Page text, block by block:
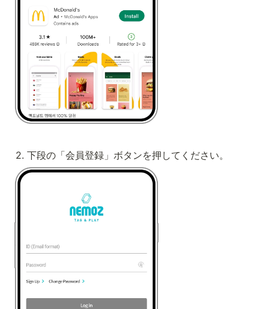
2. 下段の「会員登録」ボタンを押してください。